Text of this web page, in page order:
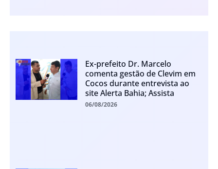
Ex-prefeito Dr. Marcelo
comenta gestão de Clevim em
Cocos durante entrevista ao
site Alerta Bahia; Assista
06/08/2026